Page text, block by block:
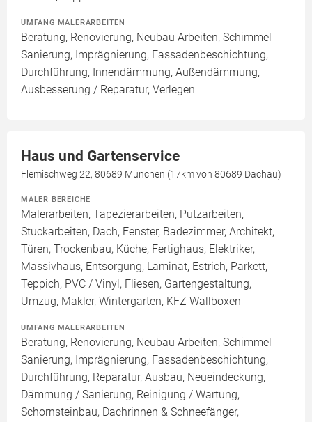
UMFANG MALERARBEITEN
Beratung, Renovierung, Neubau Arbeiten, Schimmel-
Sanierung, Imprägnierung, Fassadenbeschichtung,
Durchführung, Innendämmung, Außendämmung,
Ausbesserung / Reparatur, Verlegen
Haus und Gartenservice
Flemischweg 22, 80689 München (17km von 80689 Dachau)
MALER BEREICHE
Malerarbeiten, Tapezierarbeiten, Putzarbeiten,
Stuckarbeiten, Dach, Fenster, Badezimmer, Architekt,
Türen, Trockenbau, Küche, Fertighaus, Elektriker,
Massivhaus, Entsorgung, Laminat, Estrich, Parkett,
Teppich, PVC / Vinyl, Fliesen, Gartengestaltung,
Umzug, Makler, Wintergarten, KFZ Wallboxen
UMFANG MALERARBEITEN
Beratung, Renovierung, Neubau Arbeiten, Schimmel-
Sanierung, Imprägnierung, Fassadenbeschichtung,
Durchführung, Reparatur, Ausbau, Neueindeckung,
Dämmung / Sanierung, Reinigung / Wartung,
Schornsteinbau, Dachrinnen & Schneefänger,